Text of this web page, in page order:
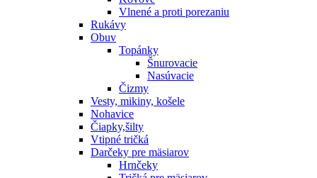
Vlnené a proti porezaniu
Rukávy
Obuv
Topánky
Šnurovacie
Nasúvacie
Čizmy
Vesty, mikiny, košele
Nohavice
Čiapky,šilty
Vtipné tričká
Darčeky pre mäsiarov
Hrnčeky